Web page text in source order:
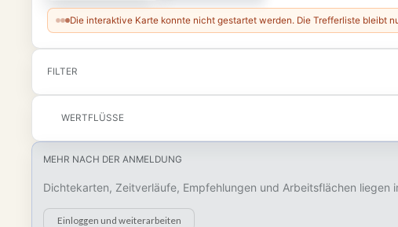
Die interaktive Karte konnte nicht gestartet werden. Die Trefferliste bleibt
FILTER
WERTFLÜSSE
MEHR NACH DER ANMELDUNG
Dichtekarten, Zeitverläufe, Empfehlungen und Arbeitsflächen liegen
Einloggen und weiterarbeiten